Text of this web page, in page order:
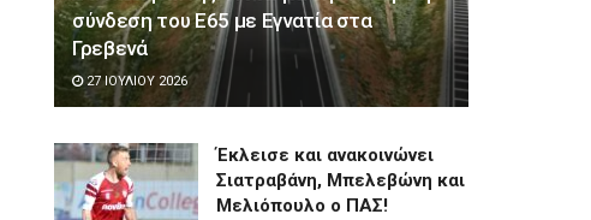
σύνδεση του Ε65 με Εγνατία στα
Γρεβενά
27 ΙΟΥΛΊΟΥ 2026
Έκλεισε και ανακοινώνει
Σιατραβάνη, Μπελεβώνη και
Μελιόπουλο ο ΠΑΣ!